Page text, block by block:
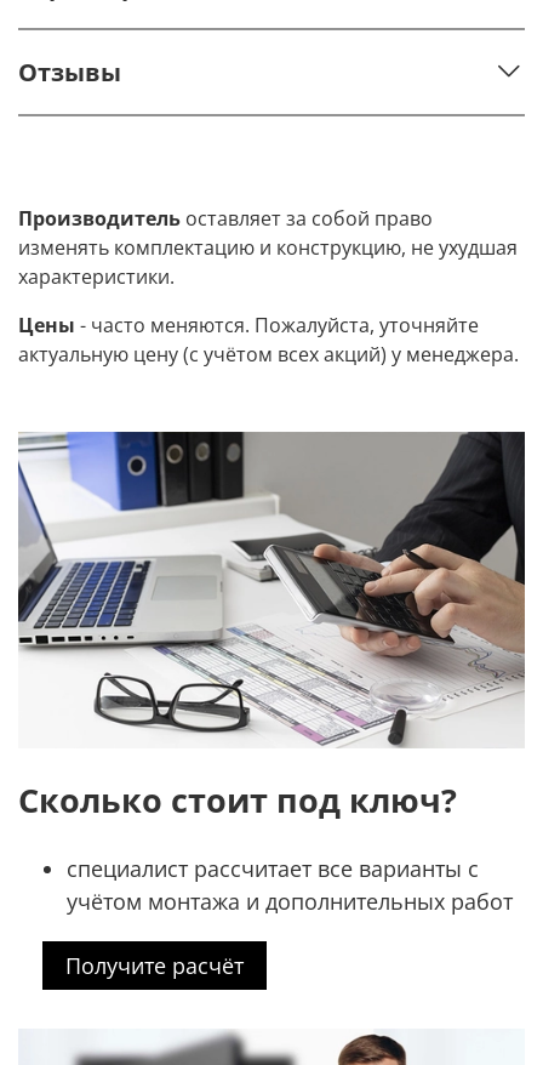
Отзывы
Производитель оставляет за собой право
изменять комплектацию и конструкцию, не ухудшая
характеристики.
Цены - часто меняются. Пожалуйста, уточняйте
актуальную цену (с учётом всех акций) у менеджера.
Сколько стоит под ключ?
специалист рассчитает все варианты с
учётом монтажа и дополнительных работ
Получите расчёт